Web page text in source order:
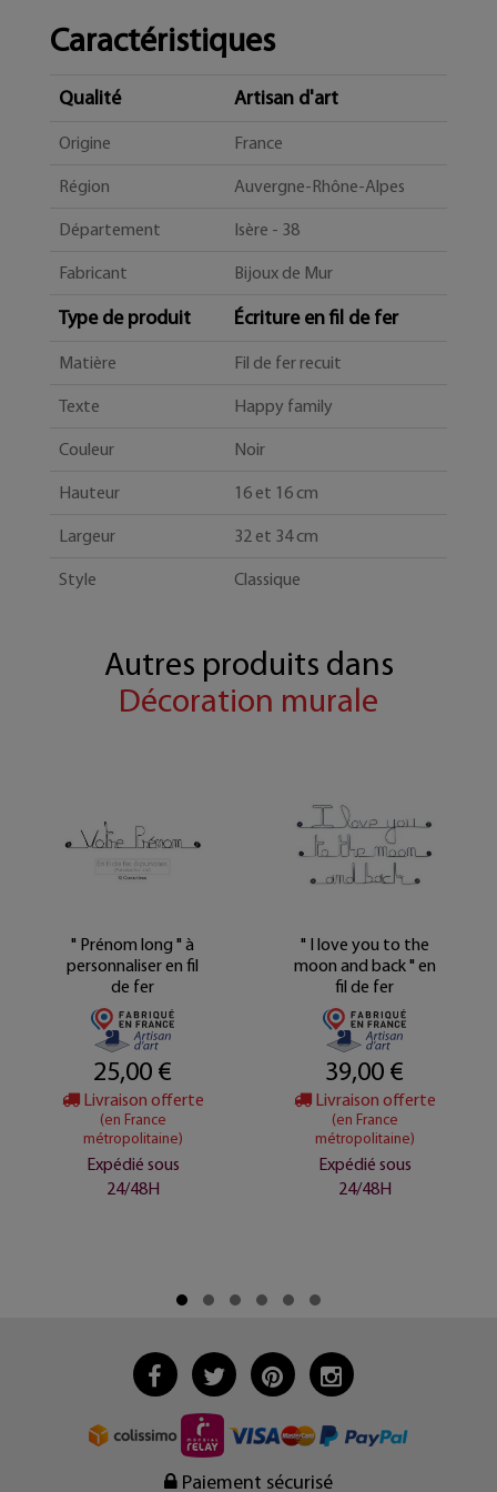
Caractéristiques
Qualité Artisan d'art
Origine France
Région Auvergne-Rhône-Alpes
Département Isère - 38
Fabricant Bijoux de Mur
Type de produit Écriture en fil de fer
Matière Fil de fer recuit
Texte Happy family
Couleur Noir
Hauteur 16 et 16 cm
Largeur 32 et 34 cm
Style Classique
Autres produits dans
Décoration murale
" Prénom long " à
personnaliser en fil
de fer
25,00 €
Livraison offerte
(en France
métropolitaine)
Expédié sous
24/48H
" I love you to the
moon and back " en
fil de fer
39,00 €
Livraison offerte
(en France
métropolitaine)
Expédié sous
24/48H
Paiement sécurisé